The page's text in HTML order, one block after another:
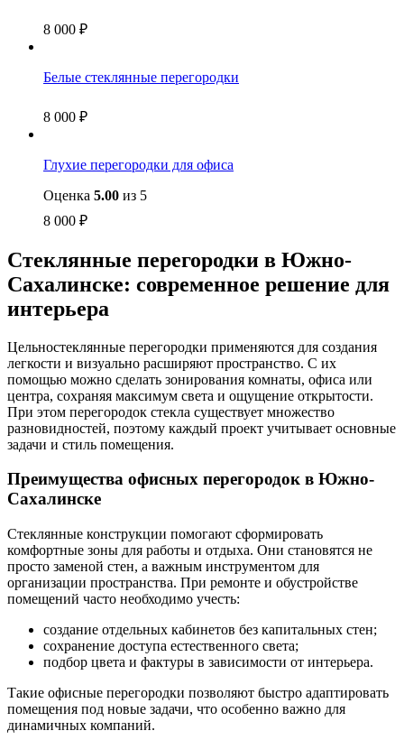
8 000 ₽
Белые стеклянные перегородки
8 000 ₽
Глухие перегородки для офиса
Оценка 5.00 из 5
8 000 ₽
Стеклянные перегородки в Южно-
Сахалинске: современное решение для
интерьера
Цельностеклянные перегородки применяются для создания
легкости и визуально расширяют пространство. С их
помощью можно сделать зонирования комнаты, офиса или
центра, сохраняя максимум света и ощущение открытости.
При этом перегородок стекла существует множество
разновидностей, поэтому каждый проект учитывает основные
задачи и стиль помещения.
Преимущества офисных перегородок в Южно-
Сахалинске
Стеклянные конструкции помогают сформировать
комфортные зоны для работы и отдыха. Они становятся не
просто заменой стен, а важным инструментом для
организации пространства. При ремонте и обустройстве
помещений часто необходимо учесть:
создание отдельных кабинетов без капитальных стен;
сохранение доступа естественного света;
подбор цвета и фактуры в зависимости от интерьера.
Такие офисные перегородки позволяют быстро адаптировать
помещения под новые задачи, что особенно важно для
динамичных компаний.